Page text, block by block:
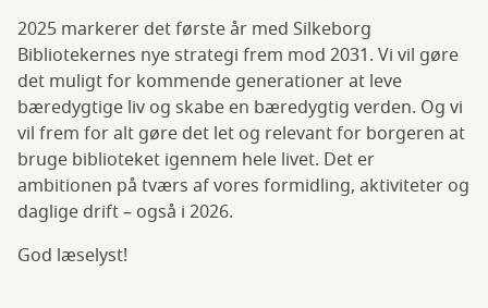
2025 markerer det første år med Silkeborg
Bibliotekernes nye strategi frem mod 2031. Vi vil gøre
det muligt for kommende generationer at leve
bæredygtige liv og skabe en bæredygtig verden. Og vi
vil frem for alt gøre det let og relevant for borgeren at
bruge biblioteket igennem hele livet. Det er
ambitionen på tværs af vores formidling, aktiviteter og
daglige drift – også i 2026.
God læselyst!